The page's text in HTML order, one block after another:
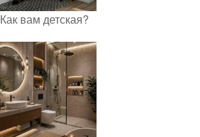
Как вам детская?